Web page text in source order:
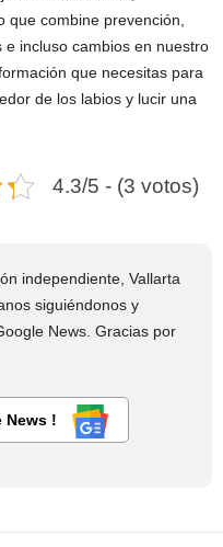
que combine prevención,
incluso cambios en nuestro
que necesitas para
de los labios y lucir una
4.3/5 - (3 votos)
independiente, Vallarta
siguiéndonos y
News. Gracias por
News !